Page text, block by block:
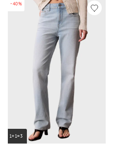
-40%
1+1=3